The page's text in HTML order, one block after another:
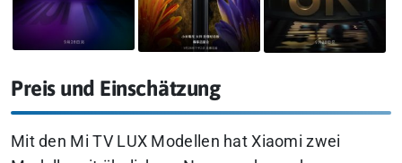
Preis und Einschätzung
Mit den Mi TV LUX Modellen hat Xiaomi zwei